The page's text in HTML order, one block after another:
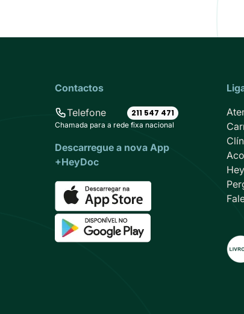
Contactos
Telefone 211 547 471
Chamada para a rede fixa nacional
Descarregue a nova App
+HeyDoc